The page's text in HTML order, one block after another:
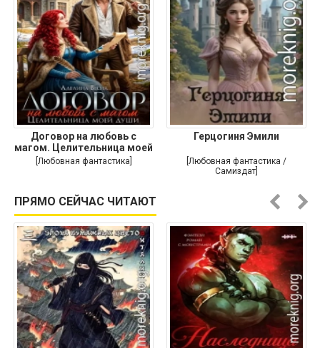
Договор на любовь с
магом. Целительница моей
души
[Любовная фантастика]
Герцогиня Эмили
[Любовная фантастика /
Самиздат]
ПРЯМО СЕЙЧАС ЧИТАЮТ